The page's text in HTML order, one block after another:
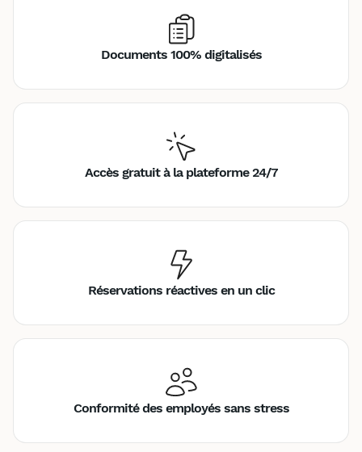
Documents 100% digitalisés
Accès gratuit à la plateforme 24/7
Réservations réactives en un clic
Conformité des employés sans stress